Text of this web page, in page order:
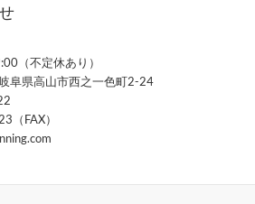
（不定休あり）
阜県高山市西之一色町2-24
（FAX）